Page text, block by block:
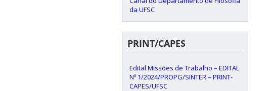
da UFSC
PRINT/CAPES
Edital Missões de Trabalho – EDITAL
Nº 1/2024/PROPG/SINTER – PRINT-
CAPES/UFSC